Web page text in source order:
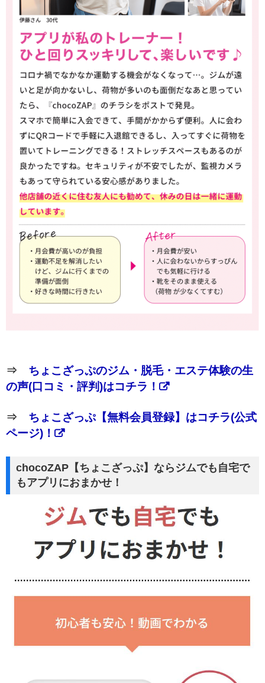
⇒ ちょこざっぷのジム・脱毛・エステ体験の生
の声(口コミ・評判)はコチラ！
⇒ ちょこざっぷ【無料会員登録】はコチラ(公式
ページ)！
chocoZAP【ちょこざっぷ】ならジムでも自宅で
もアプリにおまかせ！